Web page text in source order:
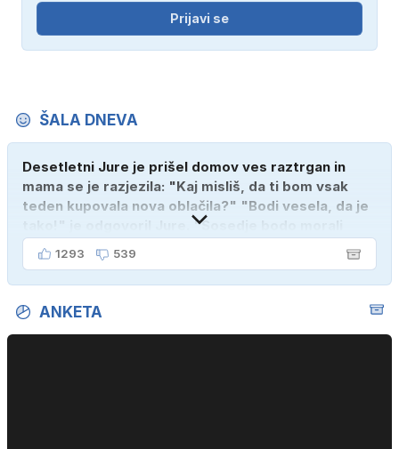
Prijavi se
ŠALA DNEVA
Desetletni Jure je prišel domov ves raztrgan in
mama se je razjezila: "Kaj misliš, da ti bom vsak
teden kupovala nova oblačila?" "Bodi vesela, da je
tako!" je odgovoril Jure. "Sosedje bodo morali
kupiti novega sina, tako sem ga prebutal!"
1293 539
ANKETA